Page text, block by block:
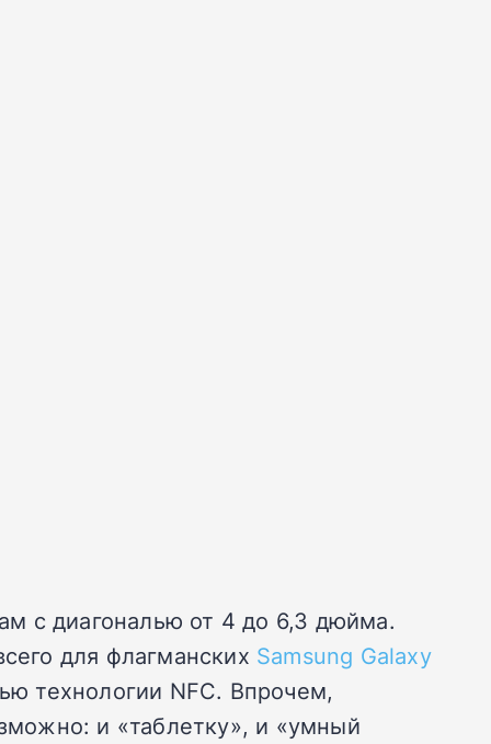
с диагональю от 4 до 6,3 дюйма.
для флагманских Samsung Galaxy
технологии NFC. Впрочем,
и «таблетку», и «умный